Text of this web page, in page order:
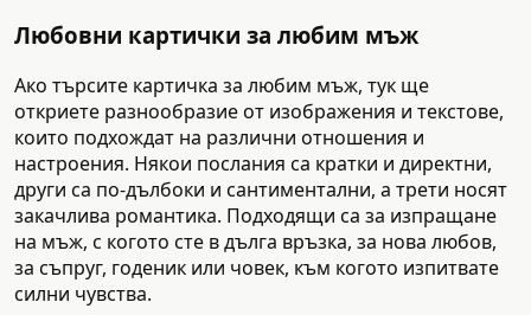
Любовни картички за любим мъж
Ако търсите картичка за любим мъж, тук ще
откриете разнообразие от изображения и текстове,
които подхождат на различни отношения и
настроения. Някои послания са кратки и директни,
други са по-дълбоки и сантиментални, а трети носят
закачлива романтика. Подходящи са за изпращане
на мъж, с когото сте в дълга връзка, за нова любов,
за съпруг, годеник или човек, към когото изпитвате
силни чувства.